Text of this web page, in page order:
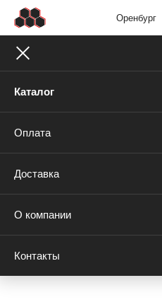
Оренбург
Каталог
Оплата
Доставка
О компании
Контакты